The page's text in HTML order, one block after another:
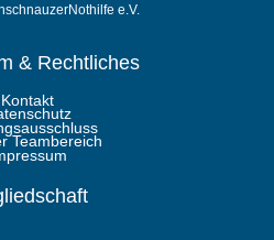
e.V.
& Rechtliches
Kontakt
Teambereich